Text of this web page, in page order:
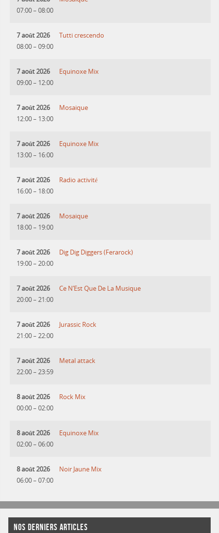
07:00– 08:00
7 août 2026
08:00– 09:00
Tutti crescendo
7 août 2026
09:00– 12:00
Equinoxe Mix
7 août 2026
12:00– 13:00
Mosaique
7 août 2026
13:00– 16:00
Equinoxe Mix
7 août 2026
16:00– 18:00
Radio activité
7 août 2026
18:00– 19:00
Mosaique
7 août 2026
19:00– 20:00
Dig Dig Diggers (Ferarock)
7 août 2026
20:00– 21:00
Ce N’Est Que De La Musique
7 août 2026
21:00– 22:00
Jurassic Rock
7 août 2026
22:00– 23:59
Metal attack
8 août 2026
00:00– 02:00
Rock Mix
8 août 2026
02:00– 06:00
Equinoxe Mix
8 août 2026
06:00– 07:00
Noir Jaune Mix
NOS DERNIERS ARTICLES